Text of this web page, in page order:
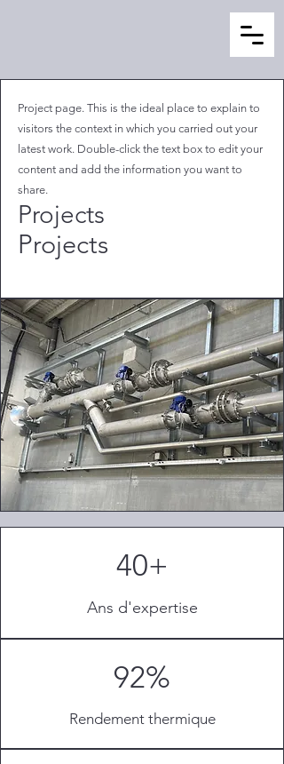
Project page. This is the ideal place to explain to
visitors the context in which you carried out your
latest work. Double-click the text box to edit your
content and add the information you want to
share.
Projects
Projects
40+
Ans d'expertise
92%
Rendement thermique